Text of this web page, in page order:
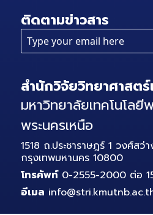
ติดตามข่าวสาร
สำนักวิจัยวิทยาศาสตร์
มหาวิทยาลัยเทคโนโลยี
พระนครเหนือ
1518 ถ.ประชาราษฎร์ 1 วงศ์สว่
กรุงเทพมหานคร 10800
โทรศัพท์0-2555-2000 ต่อ
อีเมล